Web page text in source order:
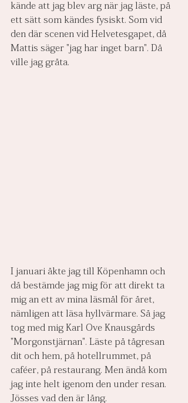
kände att jag blev arg när jag läste, på
ett sätt som kändes fysiskt. Som vid
den där scenen vid Helvetesgapet, då
Mattis säger "jag har inget barn". Då
ville jag gråta.
I januari åkte jag till Köpenhamn och
då bestämde jag mig för att direkt ta
mig an ett av mina läsmål för året,
nämligen att läsa hyllvärmare. Så jag
tog med mig Karl Ove Knausgårds
"Morgonstjärnan". Läste på tågresan
dit och hem, på hotellrummet, på
caféer, på restaurang. Men ändå kom
jag inte helt igenom den under resan.
Jösses vad den är lång.